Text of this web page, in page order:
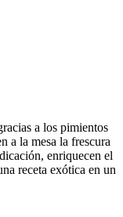
a los pimientos
a la mesa la frescura
enriquecen el
receta exótica en un